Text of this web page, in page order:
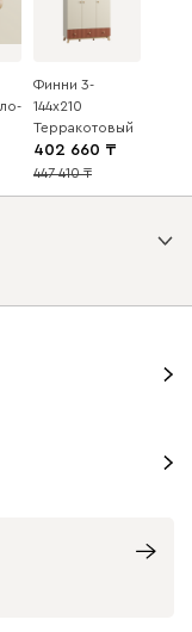
Финни 3-
144x210
Терракотовый
402 660
10
447 410